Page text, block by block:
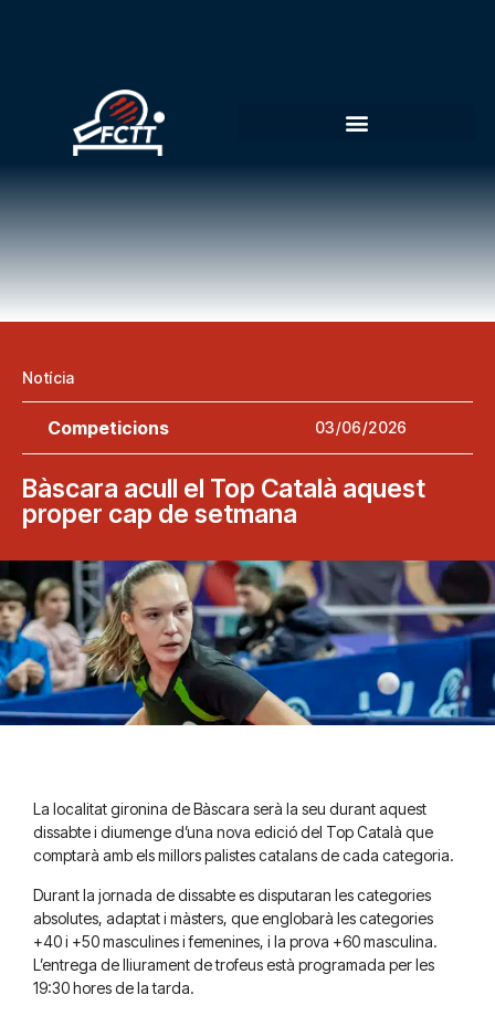
Notícia
Competicions 03/06/2026
Bàscara acull el Top Català aquest
proper cap de setmana
La localitat gironina de Bàscara serà la seu durant aquest
dissabte i diumenge d’una nova edició del Top Català que
comptarà amb els millors palistes catalans de cada categoria.
Durant la jornada de dissabte es disputaran les categories
absolutes, adaptat i màsters, que englobarà les categories
+40 i +50 masculines i femenines, i la prova +60 masculina.
L’entrega de lliurament de trofeus està programada per les
19:30 hores de la tarda.